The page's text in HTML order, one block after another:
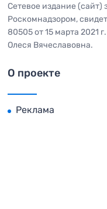
Сетевое издание (сайт)
Роскомнадзором,
80505 от 15 марта 2021
Олеся Вячеславовна.
О проекте
Реклама